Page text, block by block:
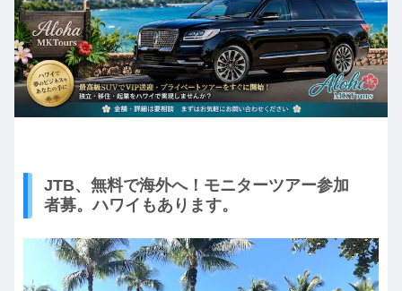
JTB、無料で海外へ！モニターツアー参加
者募。ハワイもあります。